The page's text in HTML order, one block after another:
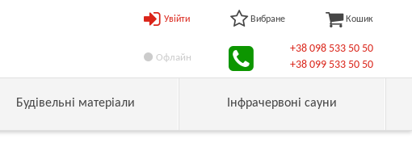
Увійти Вибране Кошик
Офлайн
+38 098 533 50 50
+38 099 533 50 50
Будівельні матеріали Інфрачервоні сауни